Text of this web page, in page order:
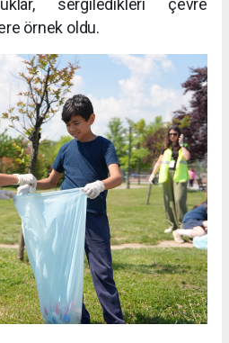
sergiledikleri çevre
örnek oldu.